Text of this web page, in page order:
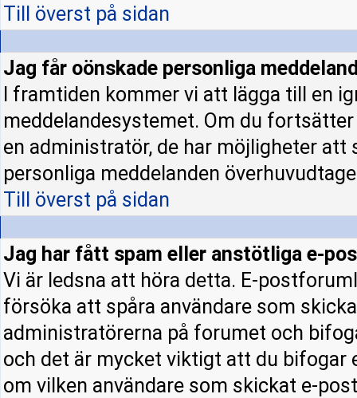
Till överst på sidan
Jag får oönskade personliga
I framtiden kommer vi att lägga till en
meddelandesystemet. Om du
en administratör, de har möjligheter
personliga meddelanden
Till överst på sidan
Jag har fått spam eller anstötliga e-
Vi är ledsna att höra detta. E-
försöka att spåra användare som
administratörerna på forumet och
och det är mycket viktigt att du bifogar
om vilken användare som skickat e-